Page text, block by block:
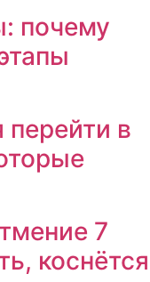
почему
перейти в
7
коснётся